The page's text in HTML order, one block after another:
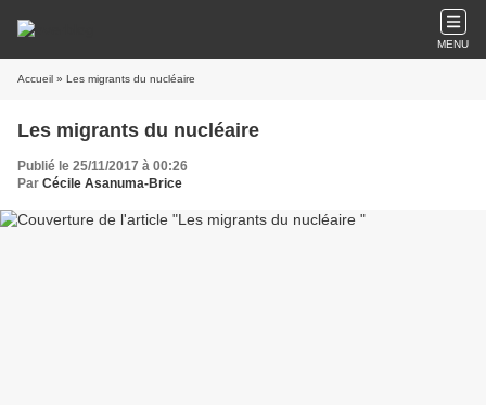
MENU
Accueil » Les migrants du nucléaire
Les migrants du nucléaire
Publié le 25/11/2017 à 00:26
Par Cécile Asanuma-Brice